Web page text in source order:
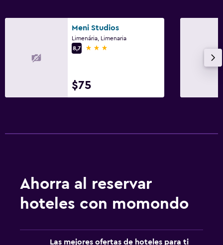
Meni Studios
Limenária, Limenaria
8,7
3 estrellas
$75
Ahorra al reservar
hoteles con momondo
Las mejores ofertas de hoteles para ti